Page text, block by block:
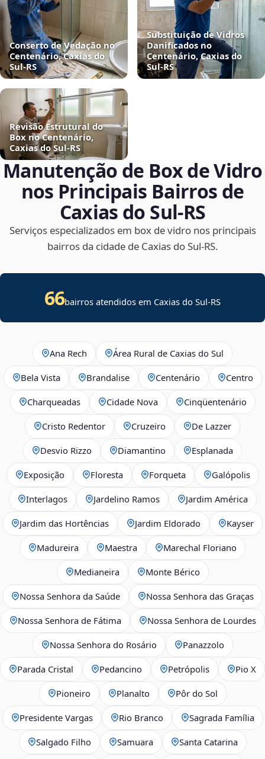
Conserto de Vedação no
Centenário, Caxias do
Sul‑RS
Substituição de Vidros
Danificados no
Centenário, Caxias do
Sul‑RS
Revisão Estrutural do
Box no Centenário,
Caxias do Sul‑RS
Manutenção de Box de Vidro
nos Principais Bairros de
Caxias do Sul‑RS
Serviços especializados em box de vidro nos principais
bairros da cidade de Caxias do Sul‑RS.
66bairros atendidos em Caxias do Sul-RS
Ana Rech Área Rural de Caxias do Sul
Bela Vista Brandalise Centenário Centro
Charqueadas Cidade Nova Cinqüentenário
Cristo Redentor Cruzeiro De Lazzer
Desvio Rizzo Diamantino Esplanada
Exposição Floresta Forqueta Galópolis
Interlagos Jardelino Ramos Jardim América
Jardim das Hortências Jardim Eldorado Kayser
Madureira Maestra Marechal Floriano
Medianeira Monte Bérico
Nossa Senhora da Saúde Nossa Senhora das Graças
Nossa Senhora de Fátima Nossa Senhora de Lourdes
Nossa Senhora do Rosário Panazzolo
Parada Cristal Pedancino Petrópolis Pio X
Pioneiro Planalto Pôr do Sol
Presidente Vargas Rio Branco Sagrada Família
Salgado Filho Samuara Santa Catarina